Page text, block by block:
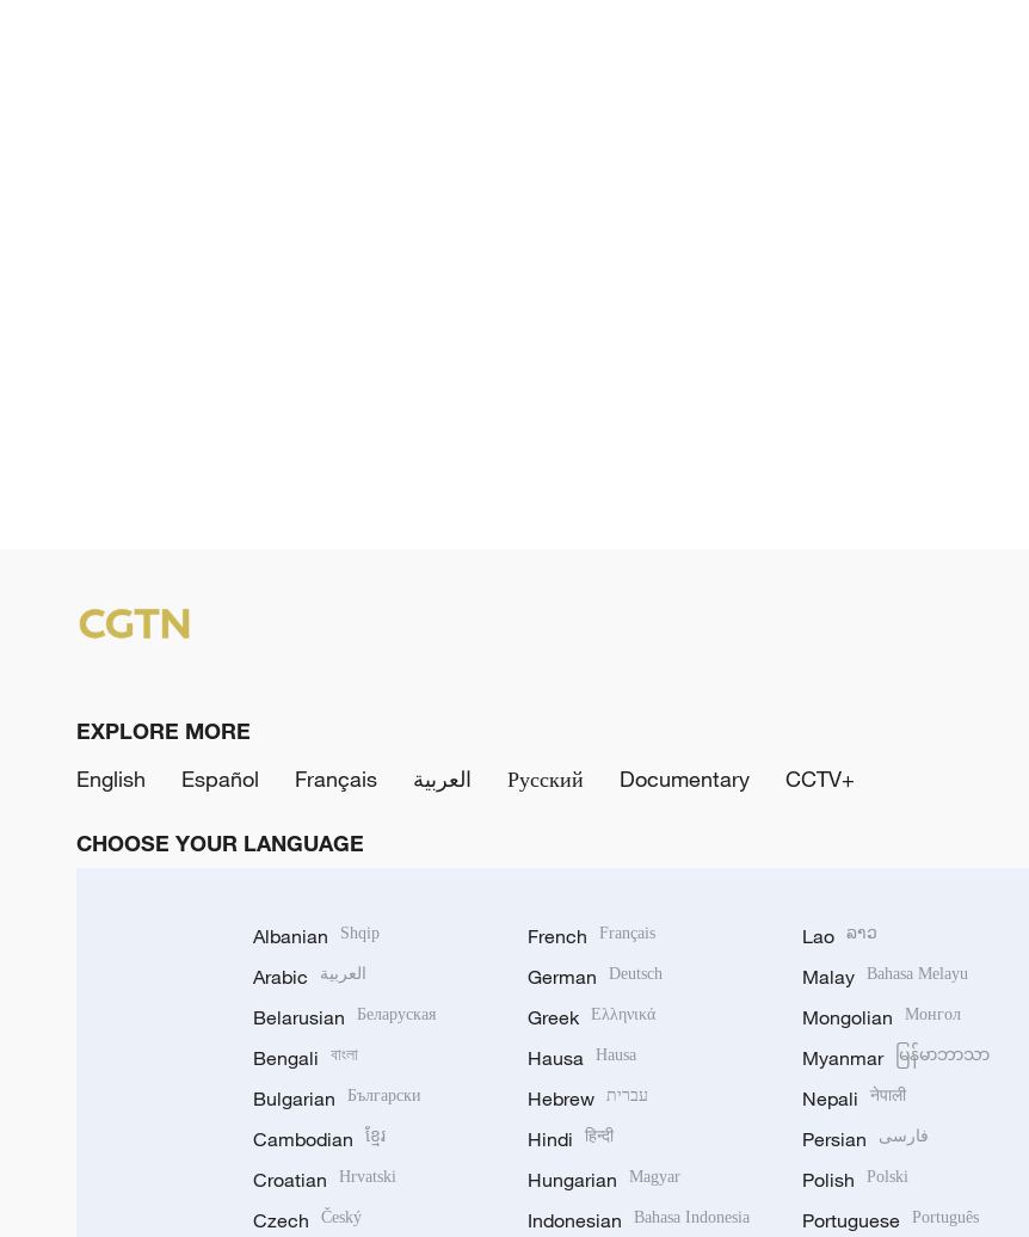
EXPLORE MORE
English
Español Français العربية Русский Documentary CCTV+
CHOOSE YOUR LANGUAGE
Albanian Shqip
Arabic العربية
Belarusian Беларуская
Bengali বাংলা
Bulgarian Български
Cambodian ខ្មែរ
Croatian Hrvatski
Czech Český
French Français
German Deutsch
Greek Ελληνικά
Hausa Hausa
Hebrew עברית
Hindi हिन्दी
Hungarian Magyar
Indonesian Bahasa Indonesia
Lao ລາວ
Malay Bahasa Melayu
Mongolian Монгол
Myanmar မြန်မာဘာသာ
Nepali नेपाली
Persian فارسی
Polish Polski
Portuguese Português